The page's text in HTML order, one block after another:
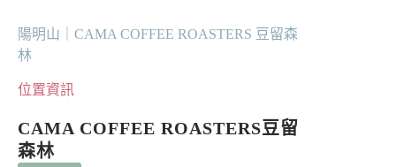
陽明山｜CAMA COFFEE ROASTERS 豆留森
林
位置資訊
CAMA COFFEE ROASTERS豆留
森林